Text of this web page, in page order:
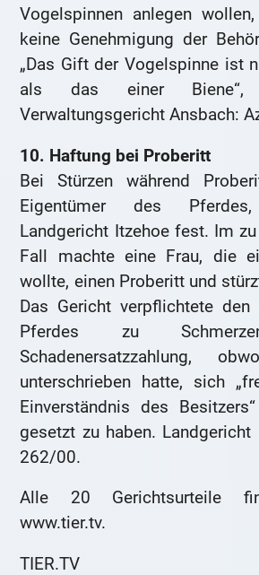
Vogelspinnen anlegen
keine Genehmigung der
„Das Gift der Vogelspinne ist
als das einer Biene“,
Verwaltungsgericht Ansbach:
10. Haftung bei Proberitt
Bei Stürzen während
Eigentümer des
Landgericht Itzehoe fest. Im
Fall machte eine Frau, die
wollte, einen Proberitt und
Das Gericht verpflichtete den
Pferdes zu
Schadenersatzzahlung,
unterschrieben hatte, sich
Einverständnis des
gesetzt zu haben. Landgericht
262/00.
Alle 20 Gerichtsurteile
www.tier.tv.
TIER.TV